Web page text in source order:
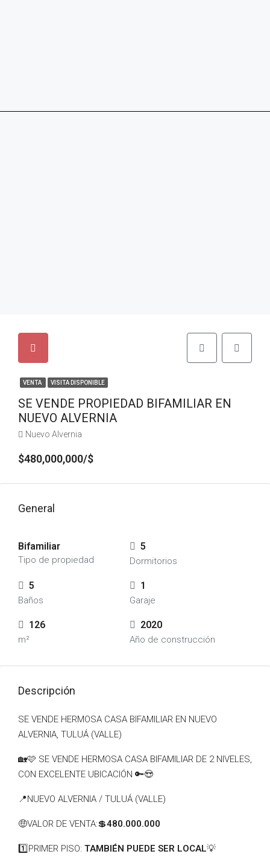
VENTA VISITA DISPONIBLE
SE VENDE PROPIEDAD BIFAMILIAR EN
NUEVO ALVERNIA
Nuevo Alvernia
$480,000,000/$
General
Bifamiliar
Tipo de propiedad
5
Dormitorios
5
Baños
1
Garaje
126
m²
2020
Año de construcción
Descripción
SE VENDE HERMOSA CASA BIFAMILIAR EN NUEVO
ALVERNIA, TULUÁ (VALLE)
🏡🩷 SE VENDE HERMOSA CASA BIFAMILIAR DE 2 NIVELES,
CON EXCELENTE UBICACIÓN 🔑😍
📍NUEVO ALVERNIA / TULUÁ (VALLE)
🤑VALOR DE VENTA:💲480.000.000
1️⃣PRIMER PISO: TAMBIÉN PUEDE SER LOCAL💡